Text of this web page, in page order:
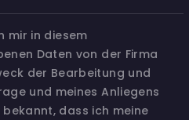
mir in diesem
Daten von der Firma
der Bearbeitung und
und meines Anliegens
dass ich meine